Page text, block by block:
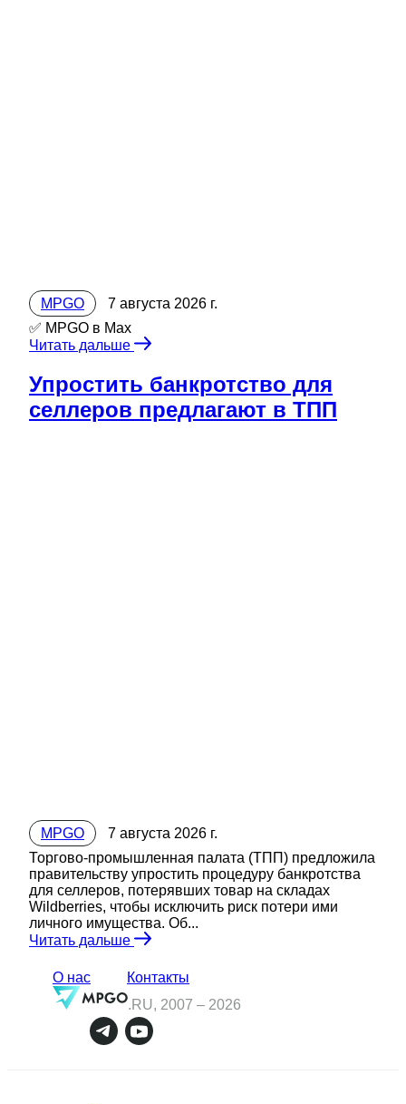
MPGO
7 августа 2026 г.
✅ MPGO в Мах
Читать дальше
Упростить банкротство для
селлеров предлагают в ТПП
MPGO
7 августа 2026 г.
Торгово-промышленная палата (ТПП) предложила
правительству упростить процедуру банкротства
для селлеров, потерявших товар на складах
Wildberries, чтобы исключить риск потери ими
личного имущества. Об...
Читать дальше
О нас
Контакты
.RU, 2007 – 2026